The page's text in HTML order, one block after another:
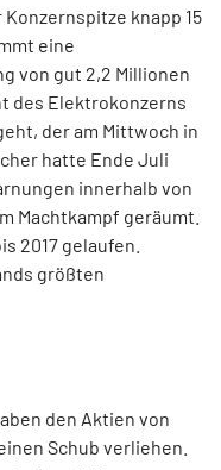
knapp 15
eine
von gut 2,2 Millionen
des Elektrokonzerns
der am Mittwoch in
hatte Ende Juli
innerhalb von
Machtkampf geräumt.
2017 gelaufen.
größten
den Aktien von
Schub verliehen.